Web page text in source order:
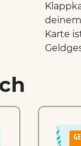
Karte